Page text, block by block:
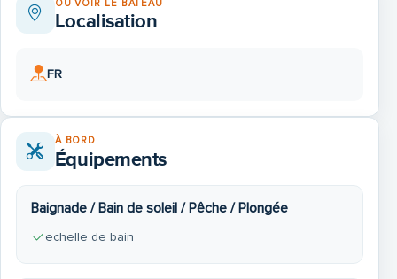
OÙ VOIR LE BATEAU
Localisation
FR
À BORD
Équipements
Baignade / Bain de soleil / Pêche / Plongée
echelle de bain